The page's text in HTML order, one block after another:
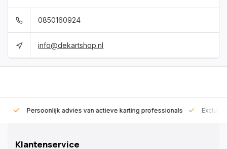
0850160924
info@dekartshop.nl
Persoonlijk advies van actieve karting professionals
Klantenservice